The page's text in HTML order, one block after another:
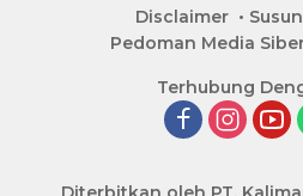
Disclaimer
Pedoman Media
Terhubung